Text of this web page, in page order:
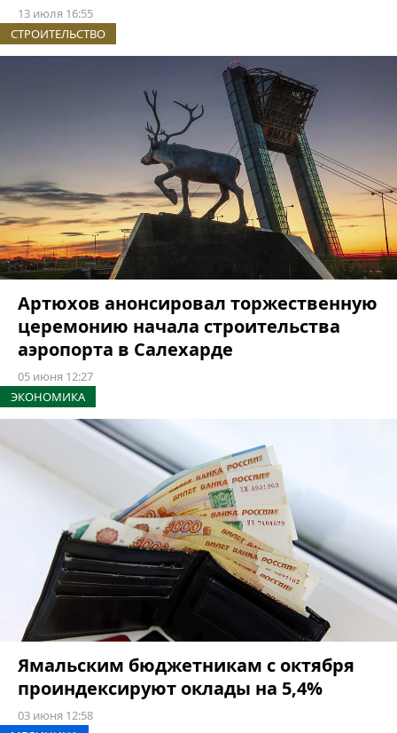
13 июля 16:55
СТРОИТЕЛЬСТВО
Артюхов анонсировал торжественную
церемонию начала строительства
аэропорта в Салехарде
05 июня 12:27
ЭКОНОМИКА
Ямальским бюджетникам с октября
проиндексируют оклады на 5,4%
03 июня 12:58